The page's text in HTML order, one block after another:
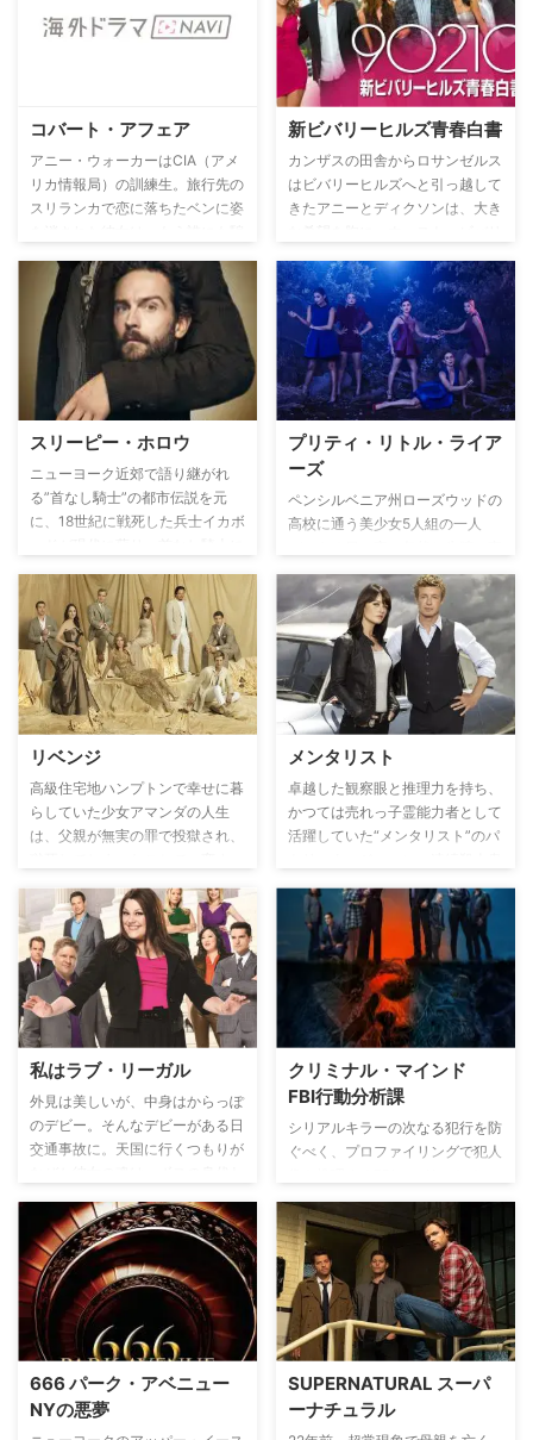
麻薬密造組織など、彼女たちは、
姿の見えないチャーリーの指示を
過激な闘争能力で事件を華麗に解
決していく。
になった彼女たちが 華やかな音
楽業界のスターダムを駆け抜ける
べく、底辺のスタートから成長し
ていく姿を描く。
コバート・アフェア
アニー・ウォーカーはCIA（アメ
リカ情報局）の訓練生。旅行先の
スリランカで恋に落ちたベンに姿
ヵ国語を操る語学力、男性にも劣
らない身体的能力、瞬発力、頭脳
明晰という彼女は、トレーニング
修了前にもかかわらず、突然現場
諜報員へ昇進することに。その突
然の昇進の理由は不明瞭。彼女の
語学力が理由かのように見えた
が、実はCIAには別の目的がある
ようだった。やがて、彼女の身に
驚くべき展開が待ち受けていた。
新ビバリーヒルズ青春白書
カンザスの田舎からロサンゼルス
はビバリーヒルズへと引っ越して
きたアニーとディクソンは、大き
こに通うセレブ高校生たちは、ド
ロドロとした人間関係の中で恋愛
をし、ドラッグや妊娠など、屈折
した学園生活を送っているのだっ
た…。
スリーピー・ホロウ
ニューヨーク近郊で語り継がれ
る”首なし騎士”の都市伝説を元
に、18世紀に戦死した兵士イカボ
プリティ・リトル・ライア
ーズ
ペンシルベニア州ローズウッドの
高校に通う美少女5人組の一人
件から1年、残された4人、アリ
ア、スペンサー、ハンナ、エミリ
ーのもとに謎のメールが送られて
くる。そこに記されたメッセージ
は、誰も知るはずのない4人の秘
密に触れるものだった――。
リベンジ
高級住宅地ハンプトンで幸せに暮
らしていた少女アマンダの人生
は、父親が無実の罪で投獄され、
ー・ソーン”と名前を変えて、父
親を陥れた地元の有力者グレイソ
ン家への復讐《リベンジ》を心に
固く誓い、ハンプトンへ戻ってく
る。
メンタリスト
卓越した観察眼と推理力を持ち、
かつては売れっ子霊能力者として
活躍していた“メンタリスト”のパ
た彼は、レッド・ジョンを捕らえ
るために犯罪コンサルタントとし
てCBI（カリフォルニア州捜査
局）に加わる。犯罪者の心を見抜
いて、型破りな方法で数々の凶悪
事件の真相を暴いていく。
私はラブ・リーガル
外見は美しいが、中身はからっぽ
のデビー。そんなデビーがある日
交通事故に。天国に行くつもりが
脳明晰な弁護士ジェーンの体に入
り、弁護士として奮闘する。仕事
に恋に、自分磨きに女性の共感を
呼び、ハートウォーミング・コメ
ディのリーガルドラマ！脚本は
『BONES』や『CSI：科学捜査
班』を手掛けたジョシュ・バーマ
ン。主演のブルック・エリオット
は、ブロードウェイ出身で、エピ
ソードの中でミュージカルが行わ
クリミナル・マインド
FBI行動分析課
シリアルキラーの次なる犯行を防
ぐべく、プロファイリングで犯人
ム”BAU”の活躍を描いた人気の犯
罪捜査ドラマ。
666 パーク・アベニュー
NYの悪夢
SUPERNATURAL スーパ
ーナチュラル